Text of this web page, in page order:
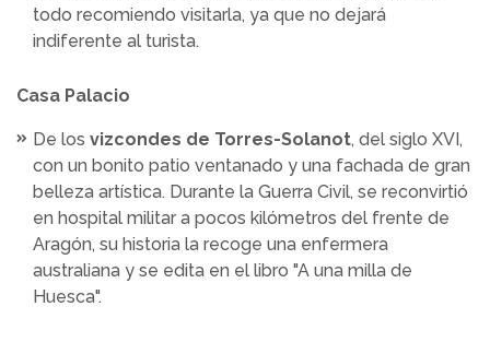
todo recomiendo visitarla, ya que no dejará
indiferente al turista.
Casa Palacio
De los vizcondes de Torres-Solanot, del siglo XVI,
con un bonito patio ventanado y una fachada de gran
belleza artística. Durante la Guerra Civil, se reconvirtió
en hospital militar a pocos kilómetros del frente de
Aragón, su historia la recoge una enfermera
australiana y se edita en el libro "A una milla de
Huesca".